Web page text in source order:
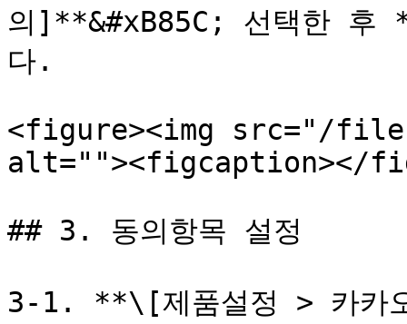
의]**&#xB85C; 선택한
다.
<figure><img src="/files/
alt=""><figcaption></
## 3. 동의항목 설정
3-1. **\[제품설정 > 카카